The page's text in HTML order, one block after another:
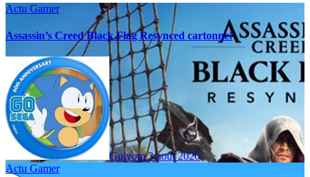
Actu Gamer
Assassin’s Creed Black Flag Resynced cartonne!
Guiyom3 août 2026
Actu Gamer